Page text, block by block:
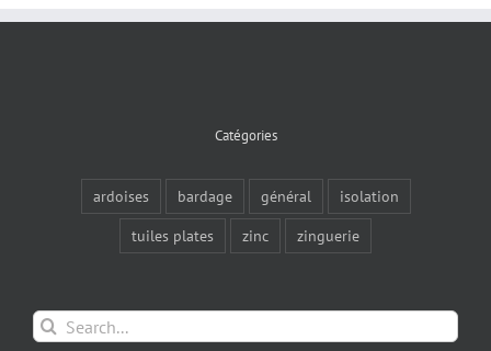
Catégories
ardoises bardage général
isolation
tuiles plates
zinc zinguerie
Search
for: